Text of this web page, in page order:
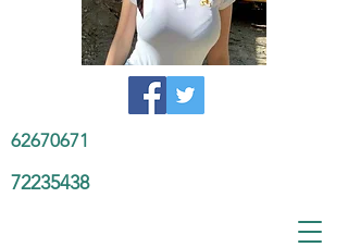
62670671
72235438